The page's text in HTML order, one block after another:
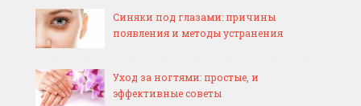
Синяки под глазами: причины
появления и методы устранения
Уход за ногтями: простые, и
эффективные советы